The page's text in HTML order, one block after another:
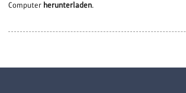
Computer herunterladen.